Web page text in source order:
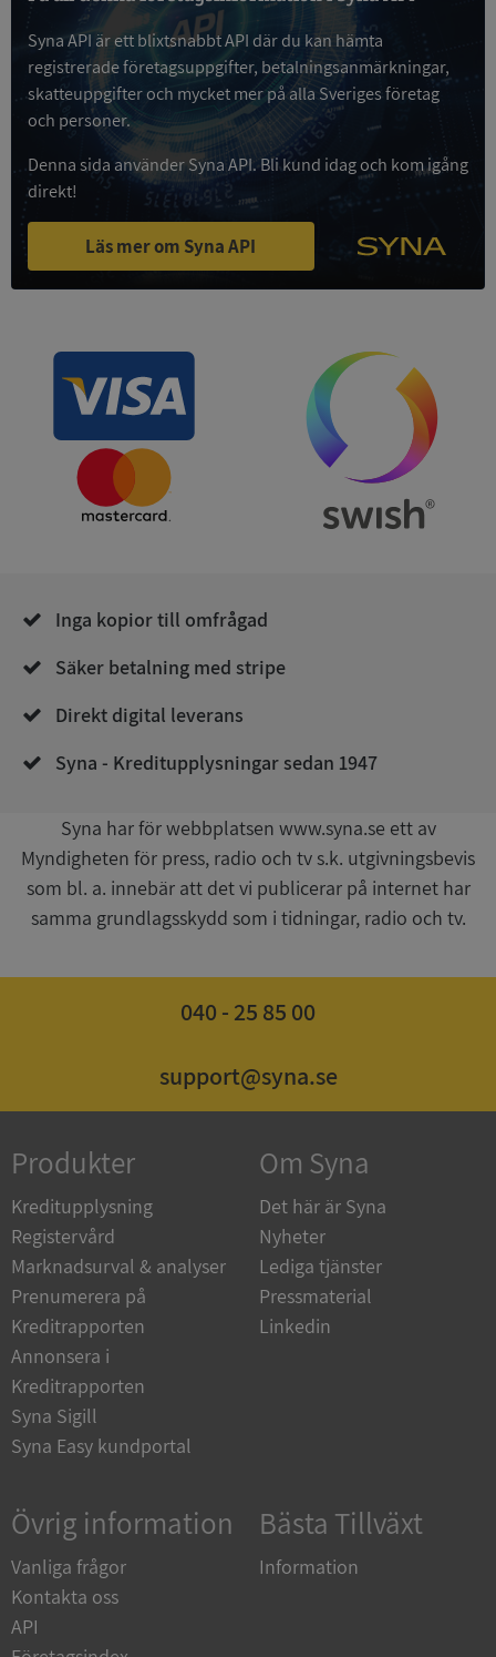
Syna API är ett blixtsnabbt API där du kan hämta
registrerade företagsuppgifter, betalningsanmärkningar,
skatteuppgifter och mycket mer på alla Sveriges företag
och personer.
Denna sida använder Syna API. Bli kund idag och kom igång
direkt!
Läs mer om Syna API
Inga kopior till omfrågad
Säker betalning med stripe
Direkt digital leverans
Syna - Kreditupplysningar sedan 1947
Syna har för webbplatsen www.syna.se ett av
Myndigheten för press, radio och tv s.k. utgivningsbevis
som bl. a. innebär att det vi publicerar på internet har
samma grundlagsskydd som i tidningar, radio och tv.
040 - 25 85 00
support@syna.se
Produkter
Kreditupplysning
Registervård
Marknadsurval & analyser
Prenumerera på
Kreditrapporten
Annonsera i
Kreditrapporten
Syna Sigill
Syna Easy kundportal
Om Syna
Det här är Syna
Nyheter
Lediga tjänster
Pressmaterial
Linkedin
Övrig information
Vanliga frågor
Kontakta oss
API
Bästa Tillväxt
Information
VISITOR_PRIVACY_METADATA
YouTube
.youtube.com
5 månader
4 veckor
ASP.NET_SessionId
Microsoft
Corporation
de.syna.se
__RequestVerificationToken
Microsoft
_GRECAPTCHA
Google LLC
www.google.com
Microsoft
Corporation
en.syna.se
Google
Privacy Policy